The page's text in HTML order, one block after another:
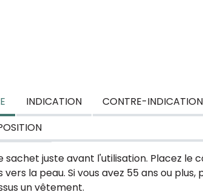
INDICATION
CONTRE-INDICATION
sachet juste avant l'utilisation. Placez le
vers la peau. Si vous avez 55 ans ou
un vêtement.